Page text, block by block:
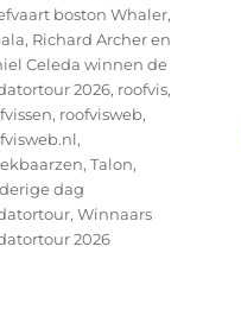
boston Whaler,
, Richard Archer en
Celeda winnen de
2026, roofvis,
, roofvisweb,
,
,Talon,
dag
,Winnaars
2026